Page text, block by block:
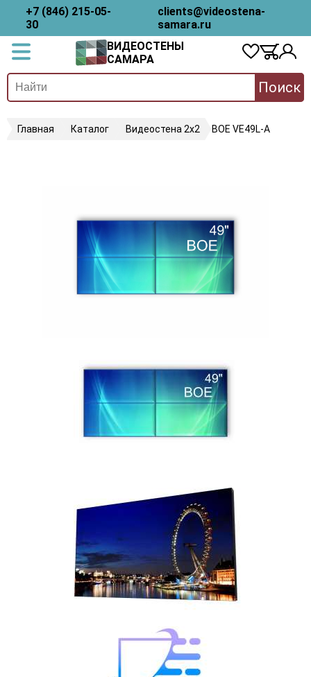
+7 (846) 215-05-
30
clients@videostena-
samara.ru
ВИДЕОСТЕНЫ
САМАРА
Поиск
Главная Каталог Видеостена 2x2 BOE VE49L-A